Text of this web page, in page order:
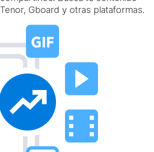
Gboard y otras plataformas.